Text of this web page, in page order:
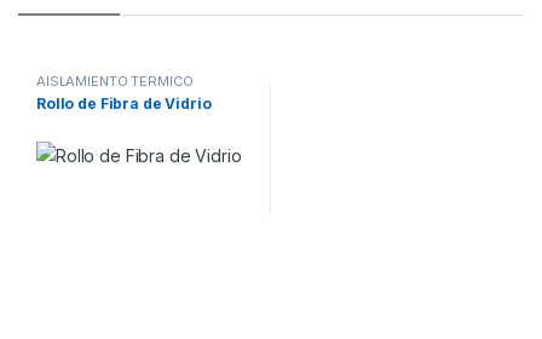
AISLAMIENTO TERMICO
Rollo de Fibra de Vidrio